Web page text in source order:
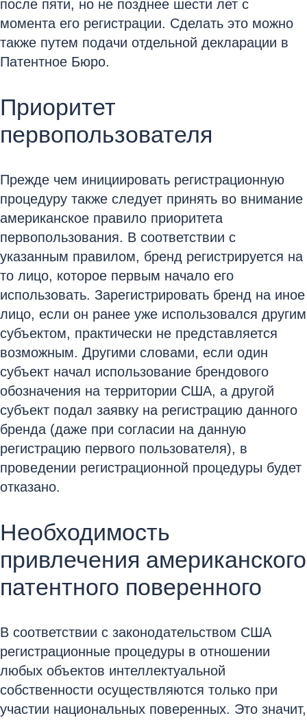
после пяти, но не позднее шести лет с
момента его регистрации. Сделать это можно
также путем подачи отдельной декларации в
Патентное Бюро.
Приоритет
первопользователя
Прежде чем инициировать регистрационную
процедуру также следует принять во внимание
американское правило приоритета
первопользования. В соответствии с
указанным правилом, бренд регистрируется на
то лицо, которое первым начало его
использовать. Зарегистрировать бренд на иное
лицо, если он ранее уже использовался другим
субъектом, практически не представляется
возможным. Другими словами, если один
субъект начал использование брендового
обозначения на территории США, а другой
субъект подал заявку на регистрацию данного
бренда (даже при согласии на данную
регистрацию первого пользователя), в
проведении регистрационной процедуры будет
отказано.
Необходимость
привлечения американского
патентного поверенного
В соответствии с законодательством США
регистрационные процедуры в отношении
любых объектов интеллектуальной
собственности осуществляются только при
участии национальных поверенных. Это значит,